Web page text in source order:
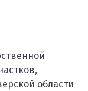
области